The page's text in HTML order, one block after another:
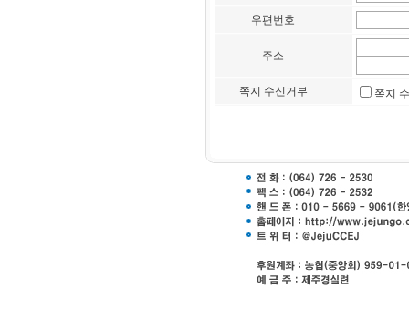
우편번호
주소
쪽지 수신거부 쪽지